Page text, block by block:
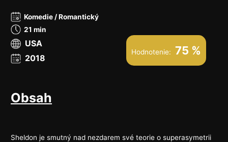
Hodnotenie: 75 %
Komedie / Romantický
21 min
USA
2018
Obsah
Sheldon je smutný nad nezdarem své teorie o superasymetrii